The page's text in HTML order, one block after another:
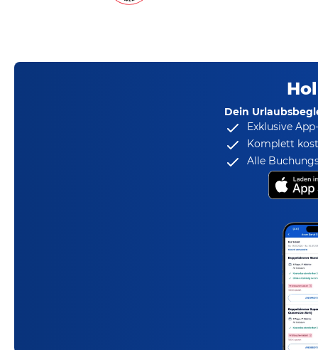
Dein
Exklusive
Komplett
Alle